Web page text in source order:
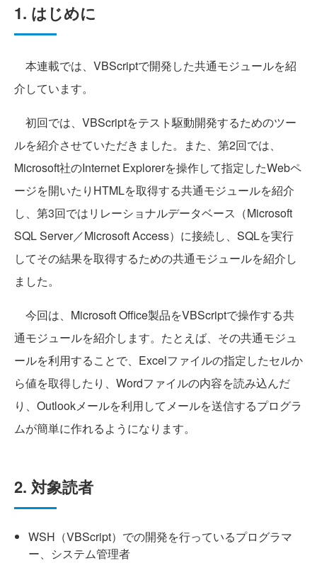
1. はじめに
本連載では、VBScriptで開発した共通モジュールを紹
介しています。
初回では、VBScriptをテスト駆動開発するためのツー
ルを紹介させていただきました。また、第2回では、
Microsoft社のInternet Explorerを操作して指定したWebペ
ージを開いたりHTMLを取得する共通モジュールを紹介
し、第3回ではリレーショナルデータベース（Microsoft
SQL Server／Microsoft Access）に接続し、SQLを実行
してその結果を取得するための共通モジュールを紹介し
ました。
今回は、Microsoft Office製品をVBScriptで操作する共
通モジュールを紹介します。たとえば、その共通モジュ
ールを利用することで、Excelファイルの指定したセルか
ら値を取得したり、Wordファイルの内容を読み込んだ
り、Outlookメールを利用してメールを送信するプログラ
ムが簡単に作れるようになります。
2. 対象読者
WSH（VBScript）での開発を行っているプログラマ
ー、システム管理者